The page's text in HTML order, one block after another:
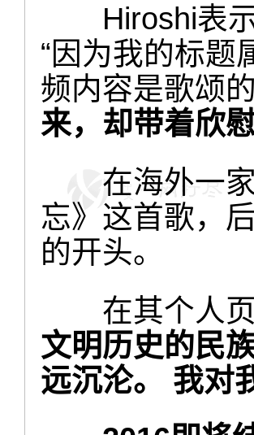
Hiroshi表
“因为我的标题
频内容是歌颂
来，却带着欣
在海外一
忘》这首歌，
的开头。
在其个人
文明历史的民
远沉沦。 我对